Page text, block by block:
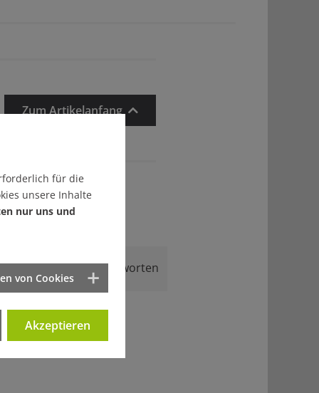
Zum Artikelanfang
Antworten
der Politik".
für die
unsere Inhalte
nur uns und
von Cookies
Akzeptieren